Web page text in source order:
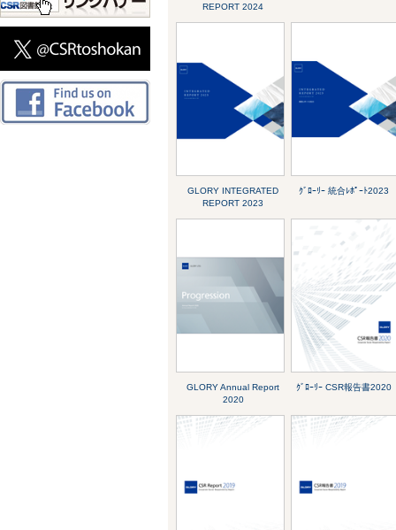
REPORT 2024
GLORY INTEGRATED
REPORT 2023
ｸﾞﾛｰﾘｰ 統合ﾚﾎﾟｰﾄ2023
GLORY Annual Report
2020
ｸﾞﾛｰﾘｰ CSR報告書2020